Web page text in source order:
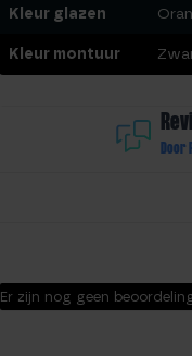
Kleur glazen
Kleur montuur
Door
Er zijn nog geen